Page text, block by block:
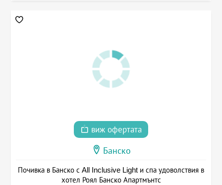
виж офертата
Банско
Почивка в Банско с All Inclusive Light и спа удоволствия в
хотел Роял Банско Апартмънтс